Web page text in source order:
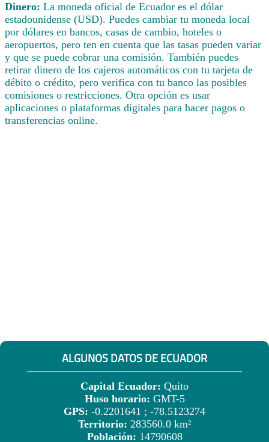
Dinero: La moneda oficial de Ecuador es el dólar
estadounidense (USD). Puedes cambiar tu moneda local
por dólares en bancos, casas de cambio, hoteles o
aeropuertos, pero ten en cuenta que las tasas pueden variar
y que se puede cobrar una comisión. También puedes
retirar dinero de los cajeros automáticos con tu tarjeta de
débito o crédito, pero verifica con tu banco las posibles
comisiones o restricciones. Otra opción es usar
aplicaciones o plataformas digitales para hacer pagos o
transferencias online.
ALGUNOS DATOS DE ECUADOR
Capital Ecuador: Quito
Huso horario: GMT-5
GPS: -0.2201641 ; -78.5123274
Territorio: 283560.0 km²
Población: 14790608